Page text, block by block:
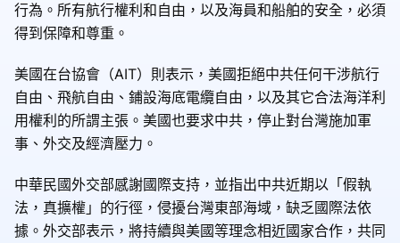
行為。所有航行權利和自由，以及海員和船舶的安全，必須
得到保障和尊重。
美國在台協會（AIT）則表示，美國拒絕中共任何干涉航行
自由、飛航自由、鋪設海底電纜自由，以及其它合法海洋利
用權利的所謂主張。美國也要求中共，停止對台灣施加軍
事、外交及經濟壓力。
中華民國外交部感謝國際支持，並指出中共近期以「假執
法，真擴權」的行徑，侵擾台灣東部海域，缺乏國際法依
據。外交部表示，將持續與美國等理念相近國家合作，共同